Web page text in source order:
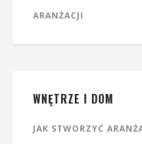
ARANŻACJI
WNĘTRZE I DOM
JAK STWORZYĆ